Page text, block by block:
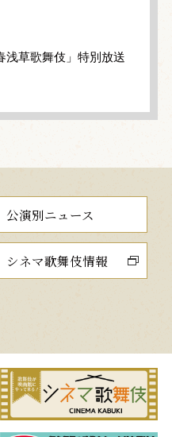
浅草歌舞伎」特別放送
公演別ニュース
シネマ歌舞伎情報